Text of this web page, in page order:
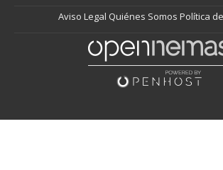
Aviso Legal Quiénes Somos Política